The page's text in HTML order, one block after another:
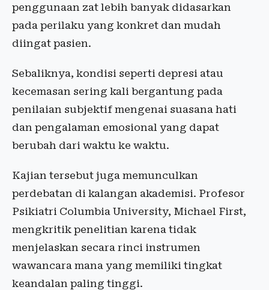
penggunaan zat lebih banyak didasarkan
pada perilaku yang konkret dan mudah
diingat pasien.
Sebaliknya, kondisi seperti depresi atau
kecemasan sering kali bergantung pada
penilaian subjektif mengenai suasana hati
dan pengalaman emosional yang dapat
berubah dari waktu ke waktu.
Kajian tersebut juga memunculkan
perdebatan di kalangan akademisi. Profesor
Psikiatri Columbia University, Michael First,
mengkritik penelitian karena tidak
menjelaskan secara rinci instrumen
wawancara mana yang memiliki tingkat
keandalan paling tinggi.